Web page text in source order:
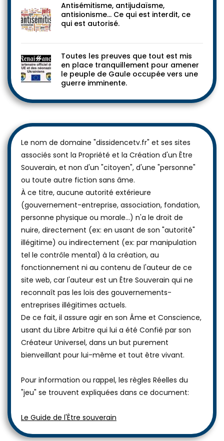
Antisémitisme, antijudaïsme,
antisionisme… Ce qui est interdit, ce
qui est autorisé.
Toutes les preuves que tout est mis
en place tranquillement pour amener
le peuple de Gaule occupée vers une
guerre imminente.
Le nom de domaine "dissidencetv.fr" et ses sites
associés sont la Propriété et la Création d'un Être
Souverain, et non d'un "citoyen", d'une "personne"
ou toute autre fiction sans âme.
À ce titre, aucune autorité extérieure
(gouvernement-entreprise, association, fondation,
personne physique ou morale...) n'a le droit de
nuire, directement (ex: en usant de son "autorité"
illégitime) ou indirectement (ex: par manipulation
tel le contrôle mental) à la création, au
fonctionnement ni au contenu de l'auteur de ce
site web, car l'auteur est un Être Souverain qui ne
reconnaît pas les lois des gouvernements-
entreprises illégitimes actuels.
De ce fait, il assure agir en son Âme et Conscience,
usant du Libre Arbitre qui lui a été Confié par son
Créateur Universel, dans un but purement
bienveillant pour lui-même et tout être vivant.
Pour information ou rappel, les règles Réelles du
"jeu" se trouvent expliquées dans ce document:
Le Guide de l'Être souverain